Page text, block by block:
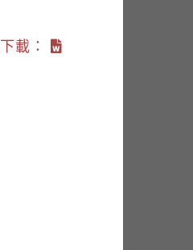
下載：